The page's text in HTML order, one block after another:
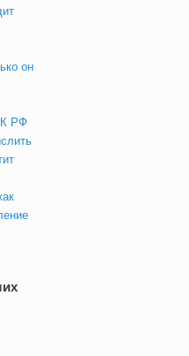
он
РФ